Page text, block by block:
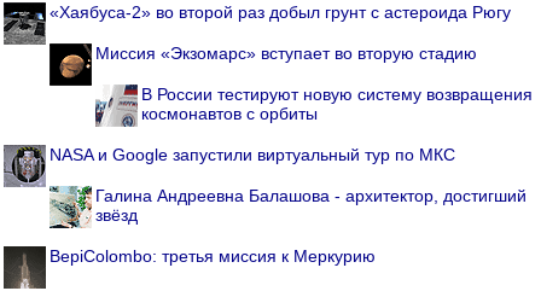
«Хаябуса-2» во второй раз добыл грунт с астероида Рюгу
Миссия «Экзомарс» вступает во вторую стадию
В России тестируют новую систему возвращения
космонавтов с орбиты
NASA и Google запустили виртуальный тур по МКС
Галина Андреевна Балашова - архитектор, достигший
звёзд
BepiColombo: третья миссия к Меркурию